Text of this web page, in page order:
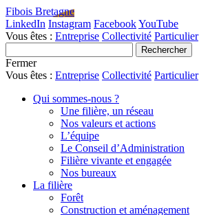
Fibois Bretagne
LinkedIn Instagram FacebookYouTube
Vous êtes : Entreprise Collectivité Particulier
Fermer
Vous êtes : Entreprise Collectivité Particulier
Qui sommes-nous ?
Une filière, un réseau
Nos valeurs et actions
L’équipe
Le Conseil d’Administration
Filière vivante et engagée
Nos bureaux
La filière
Forêt
Construction et aménagement